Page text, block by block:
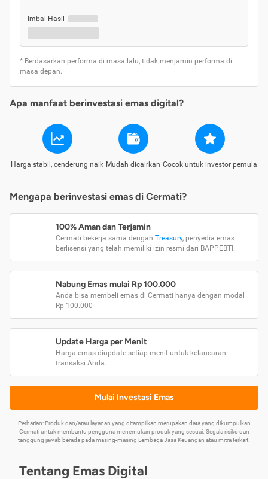
Imbal Hasil
* Berdasarkan performa di masa lalu, tidak menjamin performa di
masa depan.
Apa manfaat berinvestasi emas digital?
Harga stabil, cenderung naik Mudah dicairkan Cocok untuk investor pemula
Mengapa berinvestasi emas di Cermati?
100% Aman dan Terjamin
Cermati bekerja sama dengan Treasury, penyedia emas
berlisensi yang telah memiliki izin resmi dari BAPPEBTI.
Nabung Emas mulai Rp 100.000
Anda bisa membeli emas di Cermati hanya dengan modal
Rp 100.000
Update Harga per Menit
Harga emas diupdate setiap menit untuk kelancaran
transaksi Anda.
Mulai Investasi Emas
Perhatian: Produk dan/atau layanan yang ditampilkan merupakan data yang dikumpulkan
Cermati untuk membantu pengguna menemukan produk yang sesuai. Segala risiko dan
tanggung jawab berada pada masing-masing Lembaga Jasa Keuangan atau mitra terkait.
Tentang Emas Digital